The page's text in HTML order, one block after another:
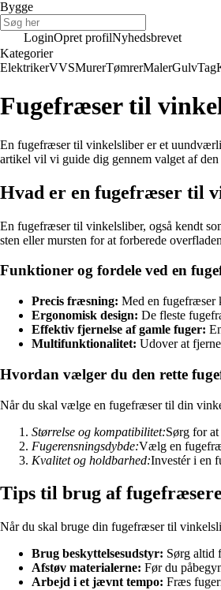
Bygge
LoginOpret profilNyhedsbrevet
Kategorier
ElektrikerVVSMurerTømrerMalerGulvTag
Fugefræser til
En fugefræser til vinkelsliber er et
artikel vil vi guide dig gennem valget af
Hvad er en fugefræser til
En fugefræser til vinkelsliber, også kendt
sten eller mursten for at forberede
Funktioner og fordele ved en
Precis fræsning: Med en fugefræser
Ergonomisk design: De fleste
Effektiv fjernelse af gamle fuger:
Multifunktionalitet: Udover at
Hvordan vælger du den rette
Når du skal vælge en fugefræser til din
Størrelse og kompatibilitet:Sørg for
Fugerensningsdybde:Vælg en
Kvalitet og holdbarhed:Investér i en
Tips til brug af
Når du skal bruge din fugefræser til
Brug beskyttelsesudstyr: Sørg altid
Afstøv materialerne: Før du
Arbejd i et jævnt tempo: Fræs